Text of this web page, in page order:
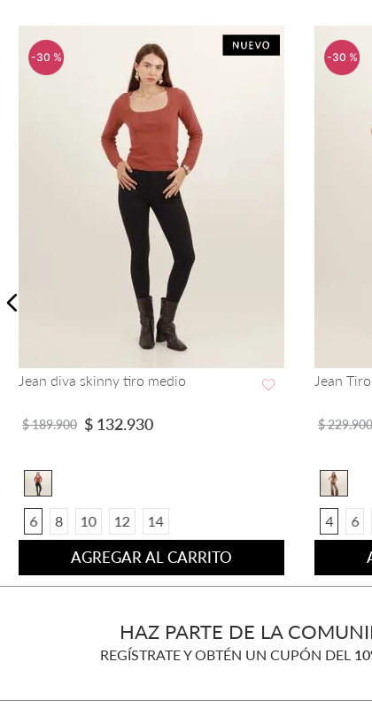
-30 %
VISTA RAPIDA
Jean diva skinny tiro medio
$189.900 $ 132.930
6 8 10 12 14
AGREGAR AL CARRITO
-30 %
Jean
$229.900
4 6
HAZ PARTE DE LA
REGÍSTRATE Y OBTÉN UN CUPÓN DEL